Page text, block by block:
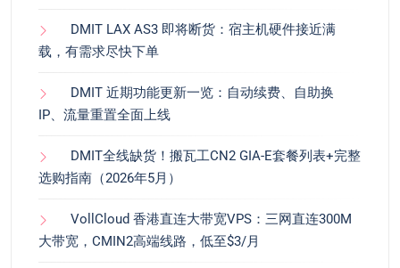
DMIT LAX AS3 即将断货：宿主机硬件接近满
载，有需求尽快下单
DMIT 近期功能更新一览：自动续费、自助换
IP、流量重置全面上线
DMIT全线缺货！搬瓦工CN2 GIA-E套餐列表+完整
选购指南（2026年5月）
VollCloud 香港直连大带宽VPS：三网直连300M
大带宽，CMIN2高端线路，低至$3/月